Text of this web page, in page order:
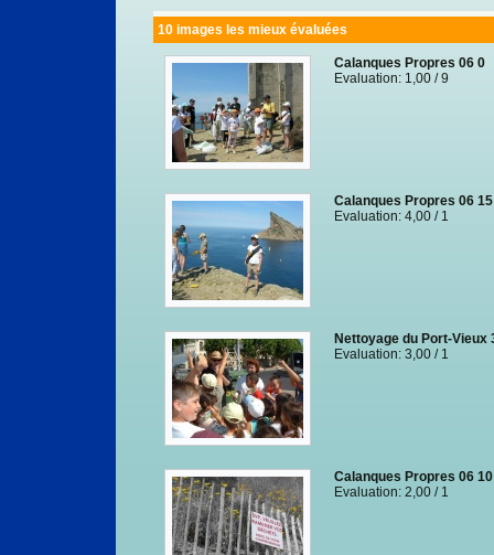
10 images les mieux évaluées
Calanques Propres 06 0
Evaluation: 1,00 / 9
Calanques Propres 06 15
Evaluation: 4,00 / 1
Nettoyage du Port-Vieux
Evaluation: 3,00 / 1
Calanques Propres 06 10
Evaluation: 2,00 / 1